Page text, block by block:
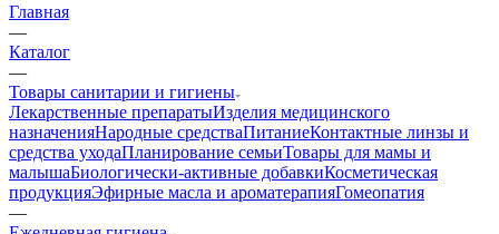
Главная
—
Каталог
—
Товары санитарии и гигиены
Лекарственные препаратыИзделия медицинского
назначенияНародные средстваПитаниеКонтактные линзы и
средства уходаПланирование семьиТовары для мамы и
малышаБиологически-активные добавкиКосметическая
продукцияЭфирные масла и ароматерапияГомеопатия
—